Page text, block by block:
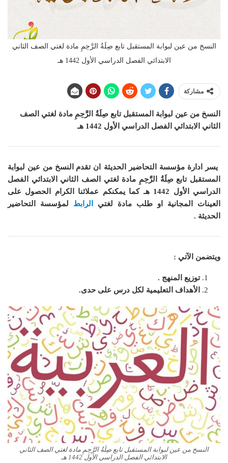
النسخ من عين لبوابة المستقبل تابع صِلَةُ الرَّحِمِ مادة لغتي الصف الثاني
الابتدائي الفصل الدراسي الأول 1442 هـ
مشاركة
النسخ من عين لبوابة المستقبل تابع صِلَةُ الرَّحِمِ مادة لغتي الصف
الثاني الابتدائي الفصل الدراسي الأول 1442 هـ
يسر ادارة مؤسسة التحاضير الحديثة ان تقدم النسخ من عين لبوابة
المستقبل تابع صِلَةُ الرَّحِمِ مادة لغتي الصف الثاني الابتدائي الفصل
الدراسي الأول 1442 هـ
كما يمكنكم عملائنا الكرام الحصول على
العينات المجانية او طلب مادة لغتي
الرابط لمؤسسة التحاضير
الحديثة .
ويتضمن الآتي :
توزيع المنهج .
الأهداف التعليمية لكل درس على حدى.
النسخ من عين لبوابة المستقبل تابع صِلَةُ الرَّحِمِ مادة لغتي الصف الثاني
الابتدائي الفصل الدراسي الأول 1442 هـ